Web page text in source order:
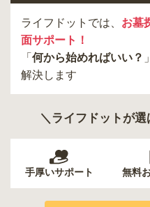
ライフドットでは、 お墓
面サポート！
「 何から始めればいい？
解決します
＼ライフドットが選
手厚いサポート 無料